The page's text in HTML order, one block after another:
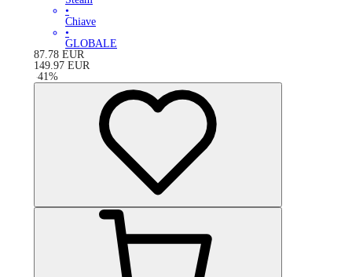
•
Chiave
•
GLOBALE
87.78 EUR
149.97 EUR
-41%